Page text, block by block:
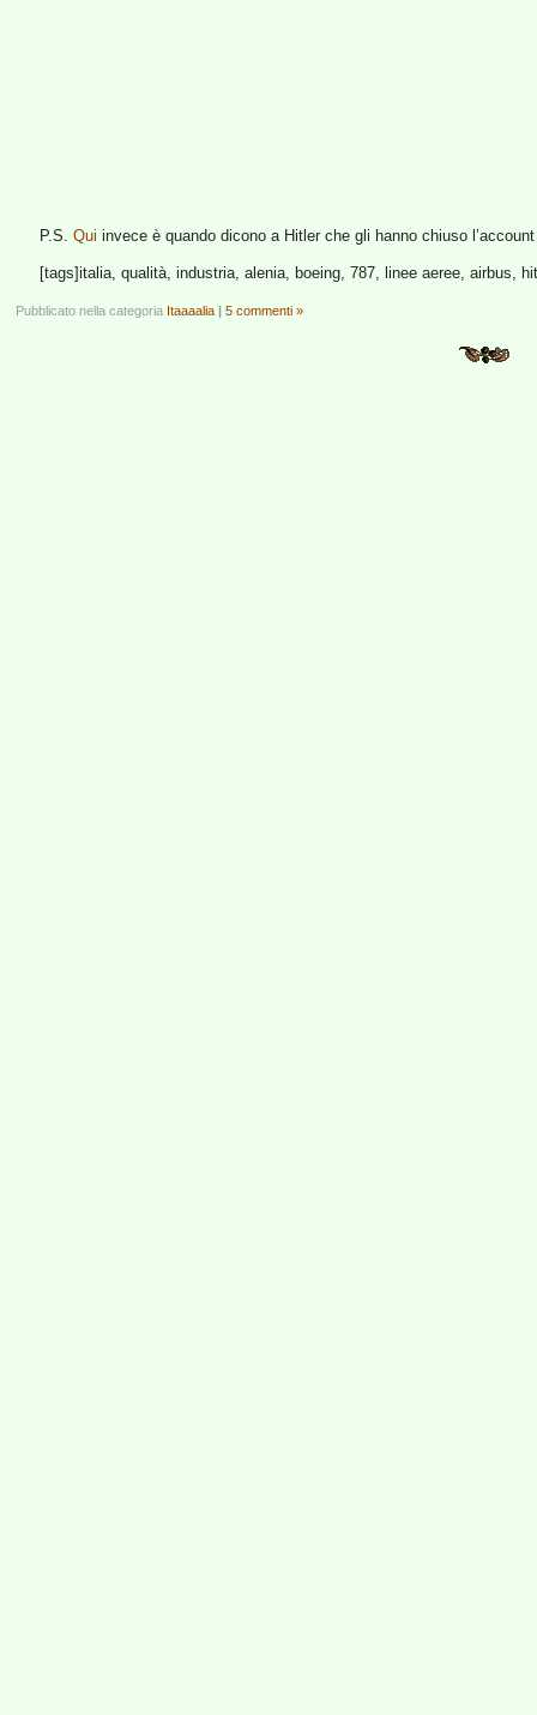
P.S. Qui invece è quando dicono a Hitler che gli hanno chiuso
[tags]italia, qualità, industria, alenia, boeing, 787, linee aeree, airbus,
Pubblicato nella categoria Itaaaalia | 5 commenti »